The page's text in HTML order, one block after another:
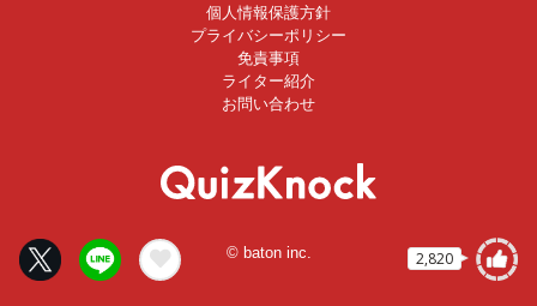
2,820
個人情報保護方針
プライバシーポリシー
免責事項
ライター紹介
お問い合わせ
© baton inc.